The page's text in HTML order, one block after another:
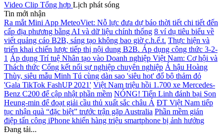
Video Clip Tổng hợp Lịch phát sóng
Tin mới nhận
Ra mắt Mini App MeteoViet: Nỗ lực đưa dự báo thời tiết chi tiết đến
cấp địa phương bằng AI và dữ liệu chính thống 8 ví dụ tiêu biểu về
viết quảng cáo B2B, sáng tạo không bao giờ c.h.ế.t. Thực hiện và
triển khai chiến lược tiếp thị nội dung B2B. Áp dụng công thức 3-2-
1 Áp dụng Trí tuệ Nhân tạo vào Doanh nghiệp Việt Nam: Cơ hội và
Thách thức Cổng kết nối sự nghiệp chuyên nghiệp Á hậu Hoàng
Thùy, siêu mẫu Minh Tú cùng dàn sao 'siêu hot' đổ bộ thảm đỏ
'Gala TikTok FashUP 2021' Việt Nam triệu hồi 1.700 xe Mercedes-
Benz C200 để cập nhật phần mềm NÓNG! Tiến Linh đánh bại Son
Heung-min để đoạt giải cầu thủ xuất sắc châu Á ĐT Việt Nam tiếp
tục nhận quà “đặc biệt” trước trận gặp Australia Phần mềm gián
điệp tấn công iPhone khiến hàng triệu smartphone bị ảnh hưởng
Đang tải...